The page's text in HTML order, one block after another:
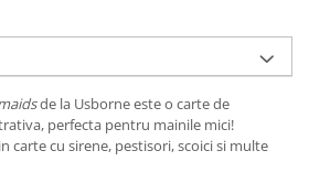
de la Usborne este o carte de
perfecta pentru mainile mici!
carte cu sirene, pestisori, scoici si multe